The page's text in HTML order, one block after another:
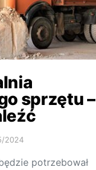
sprzętu –
2024
potrzebował